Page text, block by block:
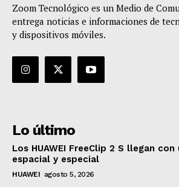
Zoom Tecnológico es un Medio de
entrega noticias e informaciones de
y dispositivos móviles.
Lo último
Los HUAWEI FreeClip 2 S llegan
espacial y especial
HUAWEI agosto 5, 2026